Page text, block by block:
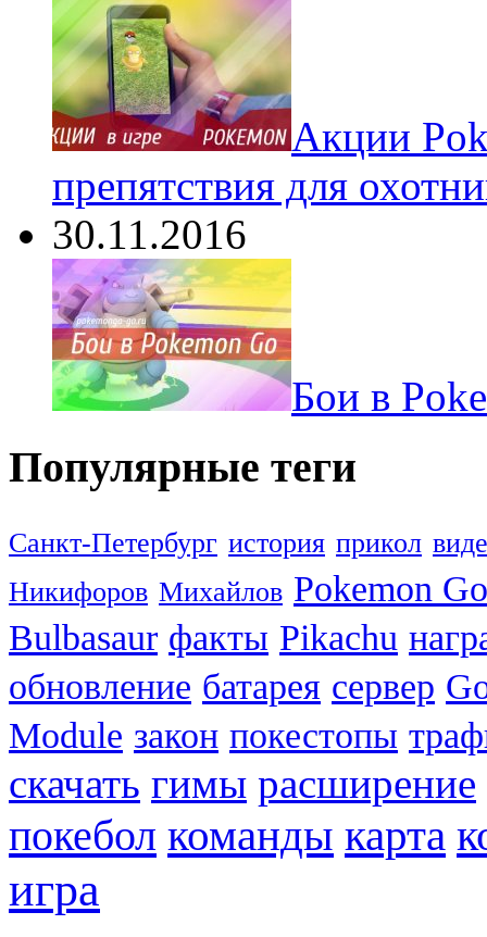
Акции
препятствия для
30.11.2016
Бои в
Популярные теги
Санкт-Петербург история прикол
Никифоров Михайлов Pokemon Go
Bulbasaur факты Pikachu
обновление батарея сервер
Module закон покестопы
скачать гимы расширение
покебол команды карта
игра